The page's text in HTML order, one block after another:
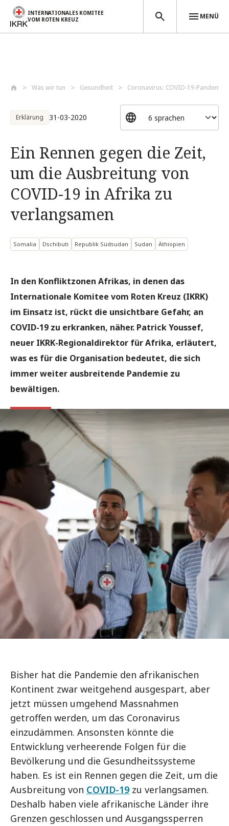
INTERNATIONALES KOMITEE
VOM ROTEN KREUZ
MENÜ
Was wir tun Gesundheit Coronavirus: COVID-19-Pandemie
Erklärung 31-03-2020
Ein Rennen gegen die Zeit,
um die Ausbreitung von
COVID-19 in Afrika zu
verlangsamen
Somalia Dschibuti Republik Südsudan Sudan Äthiopien
In den Konfliktzonen Afrikas, in denen das
Internationale Komitee vom Roten Kreuz (IKRK)
im Einsatz ist, rückt die unsichtbare Gefahr, an
COVID-19 zu erkranken, näher. Patrick Youssef,
neuer IKRK-Regionaldirektor für Afrika, erläutert,
was es für die Organisation bedeutet, die sich
immer weiter ausbreitende Pandemie zu
bewältigen.
Bisher hat die Pandemie den afrikanischen
Kontinent zwar weitgehend ausgespart, aber
jetzt müssen umgehend Massnahmen
getroffen werden, um das Coronavirus
einzudämmen. Ansonsten könnte die
Entwicklung verheerende Folgen für die
Bevölkerung und die Gesundheitssysteme
haben. Es ist ein Rennen gegen die Zeit, um die
Ausbreitung von COVID-19 zu verlangsamen.
Deshalb haben viele afrikanische Länder ihre
Grenzen geschlossen und Ausgangssperren